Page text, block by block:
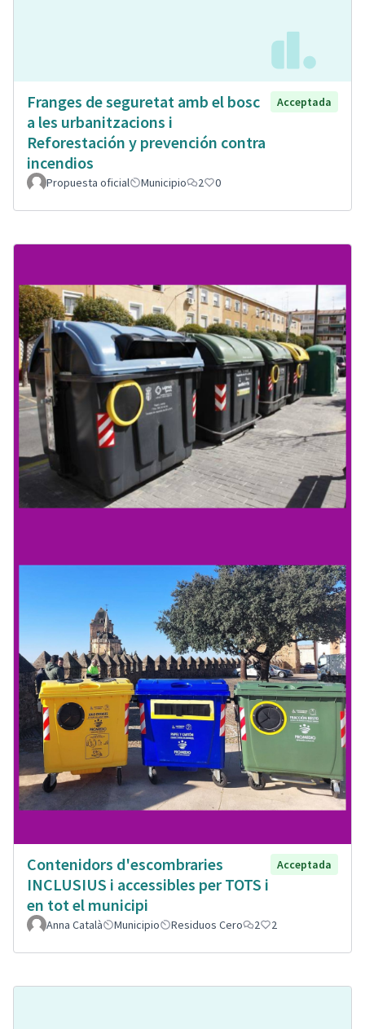
Franges de seguretat amb el bosc
a les urbanitzacions i
Reforestación y prevención contra
incendios
Acceptada
Propuesta oficial Municipio 2 0
Contenidors d'escombraries
INCLUSIUS i accessibles per TOTS i
en tot el municipi
Acceptada
Anna Català Municipio Residuos Cero 2 2